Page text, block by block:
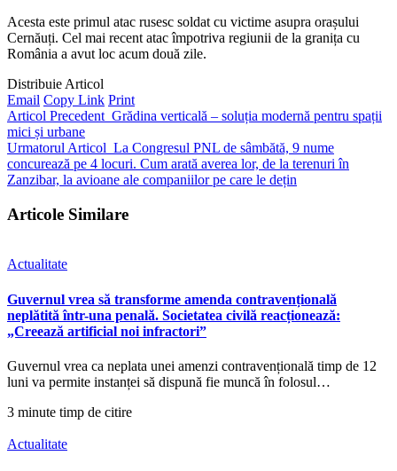
Acesta este primul atac rusesc soldat cu victime asupra orașului
Cernăuți. Cel mai recent atac împotriva regiunii de la granița cu
România a avut loc acum două zile.
Distribuie Articol
Email Copy Link Print
Articol Precedent Grădina verticală – soluția modernă pentru spații
mici și urbane
Urmatorul Articol La Congresul PNL de sâmbătă, 9 nume
concurează pe 4 locuri. Cum arată averea lor, de la terenuri în
Zanzibar, la avioane ale companiilor pe care le dețin
Articole Similare
Actualitate
Guvernul vrea să transforme amenda contravențională
neplătită într-una penală. Societatea civilă reacționează:
„Creează artificial noi infractori”
Guvernul vrea ca neplata unei amenzi contravențională timp de 12
luni va permite instanței să dispună fie muncă în folosul…
3 minute timp de citire
Actualitate